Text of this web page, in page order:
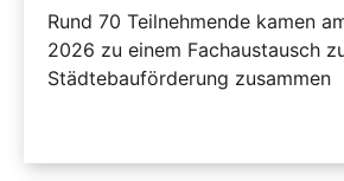
Rund 70 Teilnehmende kamen
2026 zu einem Fachaustausch
Städtebauförderung zusammen